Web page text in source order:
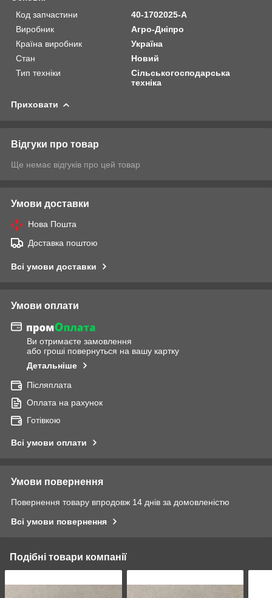
Код запчастини
40-1702025-А
Виробник
Агро-Дніпро
Країна виробник
Україна
Стан
Новий
Тип техніки
Сільськогосподарська
техніка
Приховати
Відгуки про товар
Ще немає відгуків про цей товар
Умови доставки
Нова Пошта
Доставка поштою
Всі умови доставки
Умови оплати
Ви отримаєте замовлення
або гроші повернуться на вашу картку
Детальніше
Післяплата
Оплата на рахунок
Готівкою
Всі умови оплати
Умови повернення
Повернення товару впродовж 14 днів за домовленістю
Всі умови повернення
Подібні товари компанії